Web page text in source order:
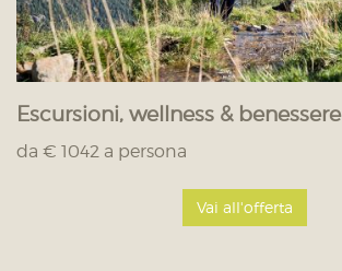
Escursioni, wellness & benessere
da € 1042 a persona
Vai all'offerta